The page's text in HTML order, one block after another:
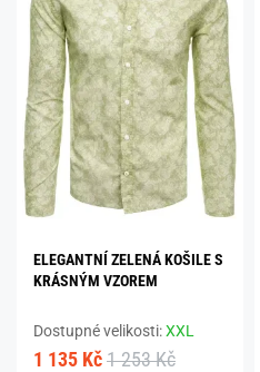
ELEGANTNÍ ZELENÁ KOŠILE S
KRÁSNÝM VZOREM
Dostupné velikosti:XXL
1 135 Kč 1 253 Kč